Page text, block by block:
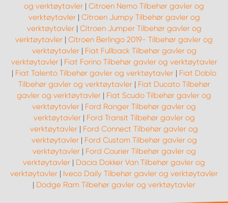
og verktøytavler | Citroen Nemo Tilbehør gavler og
verktøytavler| Citroen Jumpy Tilbehør gavler og
verktøytavler| Citroen Jumper Tilbehør gavler og
verktøytavler | Citroen Berlingo 2019- Tilbehør gavler og
verktøytavler| Fiat Fullback Tilbehør gavler og
verktøytavler| Fiat Forino Tilbehør gavler og verktøytavler
| Fiat Talento Tilbehør gavler og verktøytavler | Fiat Doblo
Tilbehør gavler og verktøytavler| Fiat Ducato Tilbehør
gavler og verktøytavler | Fiat Scudo Tilbehør gavler og
verktøytavler | Ford Ranger Tilbehør gavler og
verktøytavler| Ford Transit Tilbehør gavler og
verktøytavler | Ford Connect Tilbehør gavler og
verktøytavler| Ford Custom Tilbehør gavler og
verktøytavler| Ford Courier Tilbehør gavler og
verktøytavler | Dacia Dokker Van Tilbehør gavler og
verktøytavler | Iveco Daily Tilbehør gavler og verktøytavler
| Dodge Ram Tilbehør gavler og verktøytavler